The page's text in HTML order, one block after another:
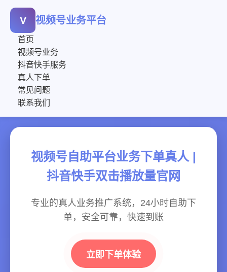
V 视频号业务平台
首页
视频号业务
抖音快手服务
真人下单
常见问题
联系我们
视频号自助平台业务下单真人 |
抖音快手双击播放量官网
专业的真人业务推广系统，24小时自助下
单，安全可靠，快速到账
立即下单体验